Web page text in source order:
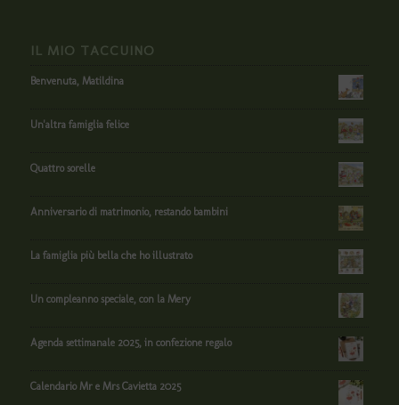
IL MIO TACCUINO
Benvenuta, Matildina
Un'altra famiglia felice
Quattro sorelle
Anniversario di matrimonio, restando bambini
La famiglia più bella che ho illustrato
Un compleanno speciale, con la Mery
Agenda settimanale 2025, in confezione regalo
Calendario Mr e Mrs Cavietta 2025